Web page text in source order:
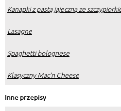
Kanapki z pastą jajeczną ze
Lasagne
Spaghetti bolognese
Klasyczny Mac’n Cheese
Inne przepisy